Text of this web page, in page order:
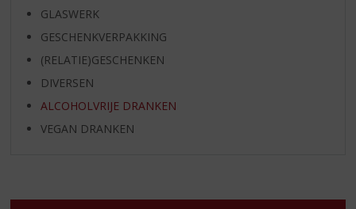
GLASWERK
GESCHENKVERPAKKING
(RELATIE)GESCHENKEN
DIVERSEN
ALCOHOLVRIJE DRANKEN
VEGAN DRANKEN